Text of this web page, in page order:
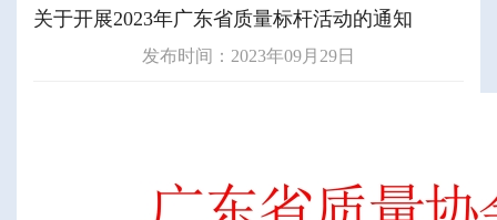
关于开展2023年广东省质量标杆活动的通知
发布时间：2023年09月29日